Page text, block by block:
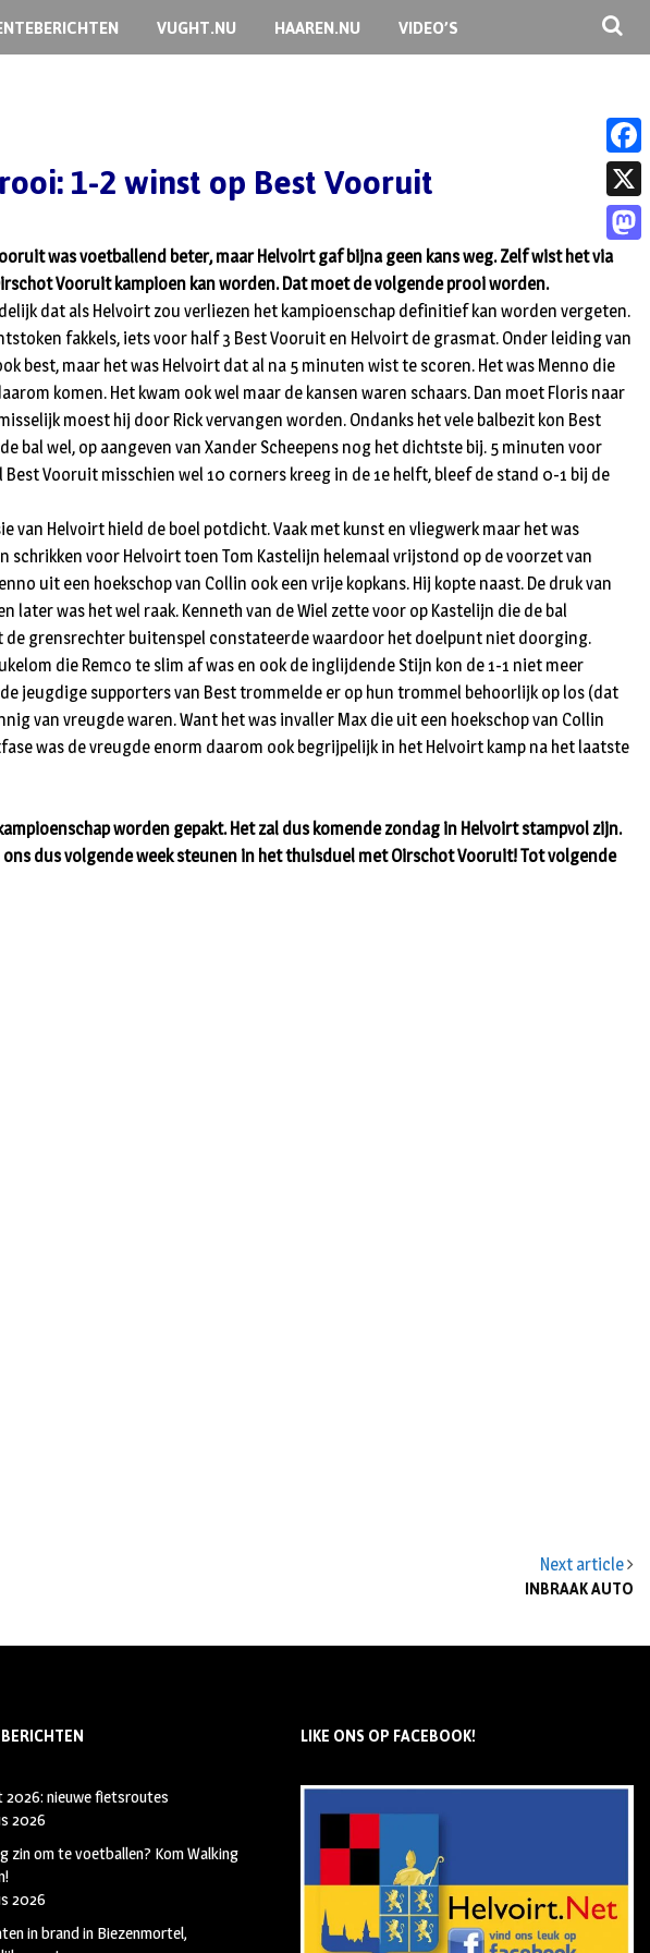
VUGHT.NU HAAREN.NU VIDEO’S
1-2 winst op Best Vooruit
was voetballend beter, maar Helvoirt gaf bijna geen kans weg. Zelf wist het via
Vooruit kampioen kan worden. Dat moet de volgende prooi worden.
dat als Helvoirt zou verliezen het kampioenschap definitief kan worden vergeten.
fakkels, iets voor half 3 Best Vooruit en Helvoirt de grasmat. Onder leiding van
best, maar het was Helvoirt dat al na 5 minuten wist te scoren. Het was Menno die
komen. Het kwam ook wel maar de kansen waren schaars. Dan moet Floris naar
moest hij door Rick vervangen worden. Ondanks het vele balbezit kon Best
bal wel, op aangeven van Xander Scheepens nog het dichtste bij. 5 minuten voor
Vooruit misschien wel 10 corners kreeg in de 1e helft, bleef de stand 0-1 bij de
Helvoirt hield de boel potdicht. Vaak met kunst en vliegwerk maar het was
voor Helvoirt toen Tom Kastelijn helemaal vrijstond op de voorzet van
uit een hoekschop van Collin ook een vrije kopkans. Hij kopte naast. De druk van
was het wel raak. Kenneth van de Wiel zette voor op Kastelijn die de bal
de grensrechter buitenspel constateerde waardoor het doelpunt niet doorging.
die Remco te slim af was en ook de inglijdende Stijn kon de 1-1 niet meer
jeugdige supporters van Best trommelde er op hun trommel behoorlijk op los (dat
van vreugde waren. Want het was invaller Max die uit een hoekschop van Collin
was de vreugde enorm daarom ook begrijpelijk in het Helvoirt kamp na het laatste
worden gepakt. Het zal dus komende zondag in Helvoirt stampvol zijn.
dus volgende week steunen in het thuisduel met Oirschot Vooruit! Tot volgende
Next article
INBRAAK AUTO
2026: nieuwe fietsroutes
2026
zin om te voetballen? Kom Walking
2026
in brand in Biezenmortel,
LIKE ONS OP FACEBOOK!
F
a
c
b
o
o
X
M
t
o
o